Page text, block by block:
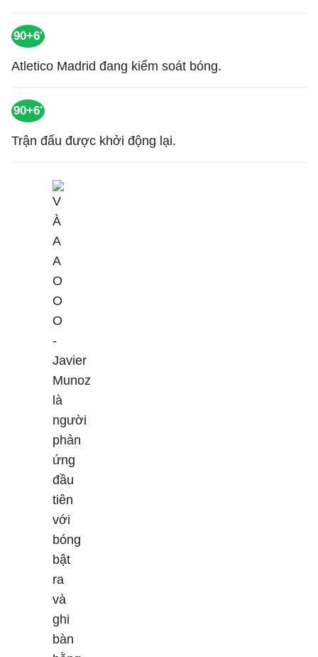
90+6'
Atletico Madrid đang kiểm soát bóng.
90+6'
Trận đấu được khởi động lại.